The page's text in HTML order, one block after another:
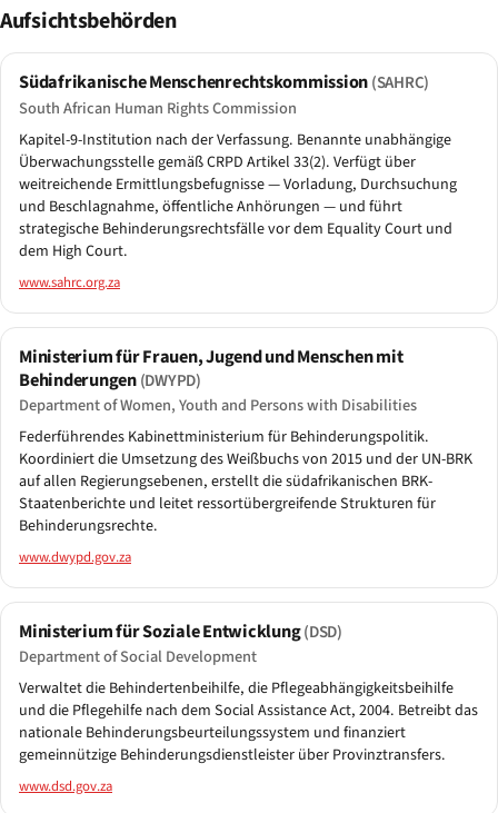
Aufsichtsbehörden
Südafrikanische Menschenrechtskommission(SAHRC)
South African Human Rights Commission
Kapitel-9-Institution nach der Verfassung. Benannte unabhängige
Überwachungsstelle gemäß CRPD Artikel 33(2). Verfügt über
weitreichende Ermittlungsbefugnisse — Vorladung, Durchsuchung
und Beschlagnahme, öffentliche Anhörungen — und führt
strategische Behinderungsrechtsfälle vor dem Equality Court und
dem High Court.
www.sahrc.org.za
Ministerium für Frauen, Jugend und Menschen mit
Behinderungen(DWYPD)
Department of Women, Youth and Persons with Disabilities
Federführendes Kabinettministerium für Behinderungspolitik.
Koordiniert die Umsetzung des Weißbuchs von 2015 und der UN-BRK
auf allen Regierungsebenen, erstellt die südafrikanischen BRK-
Staatenberichte und leitet ressortübergreifende Strukturen für
Behinderungsrechte.
www.dwypd.gov.za
Ministerium für Soziale Entwicklung(DSD)
Department of Social Development
Verwaltet die Behindertenbeihilfe, die Pflegeabhängigkeitsbeihilfe
und die Pflegehilfe nach dem Social Assistance Act, 2004. Betreibt das
nationale Behinderungsbeurteilungssystem und finanziert
gemeinnützige Behinderungsdienstleister über Provinztransfers.
www.dsd.gov.za